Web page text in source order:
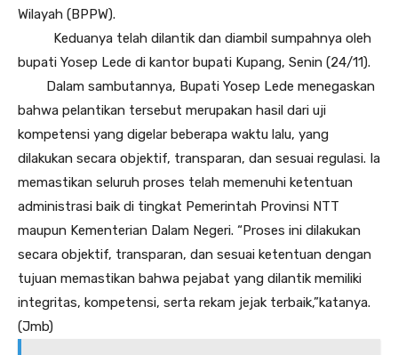
Wilayah (BPPW).
Keduanya telah dilantik dan diambil sumpahnya oleh
bupati Yosep Lede di kantor bupati Kupang, Senin (24/11).
Dalam sambutannya, Bupati Yosep Lede menegaskan
bahwa pelantikan tersebut merupakan hasil dari uji
kompetensi yang digelar beberapa waktu lalu, yang
dilakukan secara objektif, transparan, dan sesuai regulasi. Ia
memastikan seluruh proses telah memenuhi ketentuan
administrasi baik di tingkat Pemerintah Provinsi NTT
maupun Kementerian Dalam Negeri. “Proses ini dilakukan
secara objektif, transparan, dan sesuai ketentuan dengan
tujuan memastikan bahwa pejabat yang dilantik memiliki
integritas, kompetensi, serta rekam jejak terbaik,”katanya.
(Jmb)